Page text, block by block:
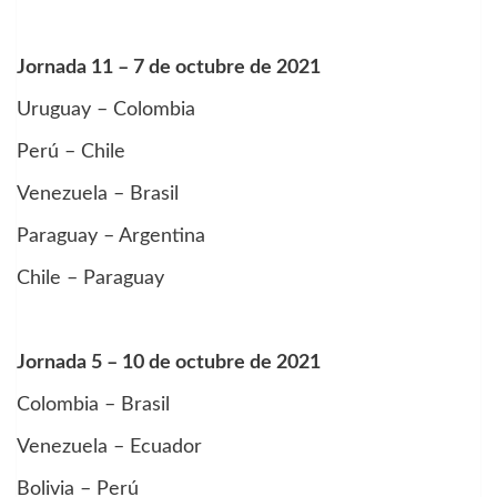
Jornada 11 – 7 de octubre de 2021
Uruguay – Colombia
Perú – Chile
Venezuela – Brasil
Paraguay – Argentina
Chile – Paraguay
Jornada 5 – 10 de octubre de 2021
Colombia – Brasil
Venezuela – Ecuador
Bolivia – Perú